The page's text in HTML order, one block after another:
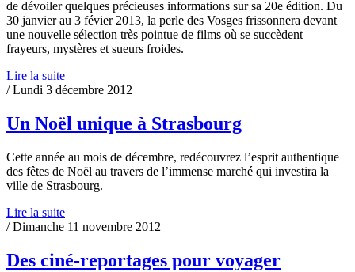
de dévoiler quelques précieuses informations sur sa 20e édition. Du
30 janvier au 3 févier 2013, la perle des Vosges frissonnera devant
une nouvelle sélection très pointue de films où se succèdent
frayeurs, mystères et sueurs froides.
Lire la suite
/ Lundi 3 décembre 2012
Un Noël unique à Strasbourg
Cette année au mois de décembre, redécouvrez l’esprit authentique
des fêtes de Noël au travers de l’immense marché qui investira la
ville de Strasbourg.
Lire la suite
/ Dimanche 11 novembre 2012
Des ciné-reportages pour voyager